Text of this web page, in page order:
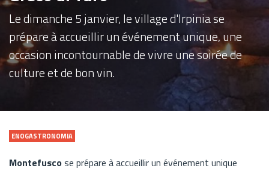
Le dimanche 5 janvier, le village d'Irpinia se
prépare à accueillir un événement unique, une
occasion incontournable de vivre une soirée de
culture et de bon vin.
ENOGASTRONOMIA
Montefuscose prépare à accueillir un événement unique